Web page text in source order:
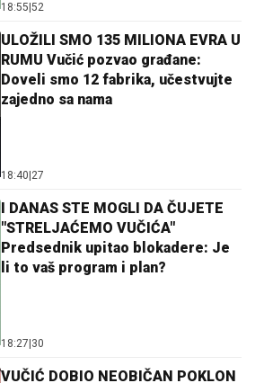
18:55 52
ULOŽILI SMO 135 MILIONA EVRA U
RUMU Vučić pozvao građane:
Doveli smo 12 fabrika, učestvujte
zajedno sa nama
18:40 27
I DANAS STE MOGLI DA ČUJETE
"STRELJAĆEMO VUČIĆA"
Predsednik upitao blokadere: Je
li to vaš program i plan?
18:27 30
VUČIĆ DOBIO NEOBIČAN POKLON